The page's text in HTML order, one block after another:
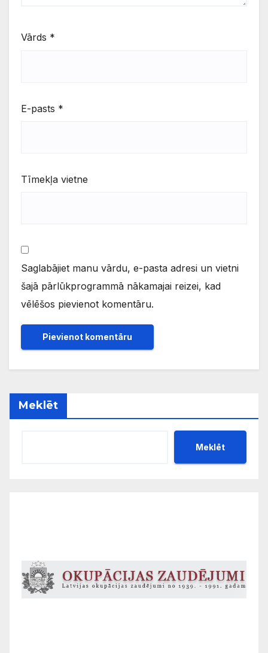
Vārds *
E-pasts *
Tīmekļa vietne
Saglabājiet manu vārdu, e-pasta adresi un vietni
šajā pārlūkprogrammā nākamajai reizei, kad
vēlēšos pievienot komentāru.
Meklēt
Meklēt